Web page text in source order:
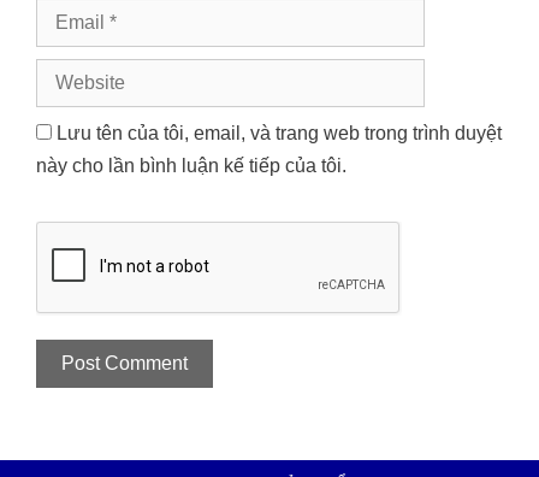
Email
Website
Lưu tên của tôi, email, và trang web trong trình duyệt
này cho lần bình luận kế tiếp của tôi.